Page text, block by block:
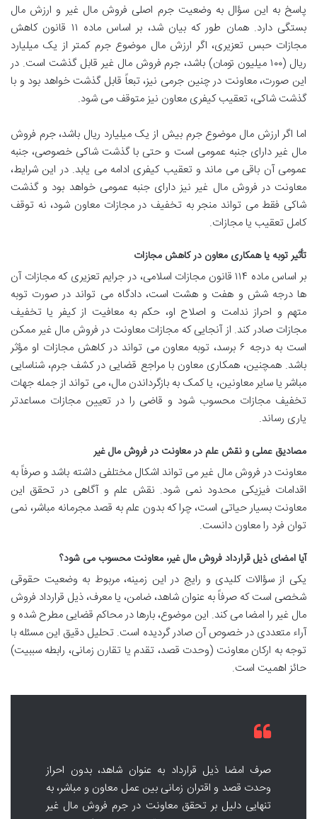
پاسخ به این سؤال به وضعیت جرم اصلی فروش مال غیر و ارزش مال
بستگی دارد. همان طور که بیان شد، بر اساس ماده ۱۱ قانون کاهش
مجازات حبس تعزیری، اگر ارزش مال موضوع جرم کمتر از یک میلیارد
ریال (۱۰۰ میلیون تومان) باشد، جرم فروش مال غیر قابل گذشت است. در
این صورت، معاونت در چنین جرمی نیز، تبعاً قابل گذشت خواهد بود و با
گذشت شاکی، تعقیب کیفری معاون نیز متوقف می شود.
اما اگر ارزش مال موضوع جرم بیش از یک میلیارد ریال باشد، جرم فروش
مال غیر دارای جنبه عمومی است و حتی با گذشت شاکی خصوصی، جنبه
عمومی آن باقی می ماند و تعقیب کیفری ادامه می یابد. در این شرایط،
معاونت در فروش مال غیر نیز دارای جنبه عمومی خواهد بود و گذشت
شاکی فقط می تواند منجر به تخفیف در مجازات معاون شود، نه توقف
کامل تعقیب یا مجازات.
تأثیر توبه یا همکاری معاون در کاهش مجازات
بر اساس ماده ۱۱۴ قانون مجازات اسلامی، در جرایم تعزیری که مجازات آن
ها درجه شش و هفت و هشت است، دادگاه می تواند در صورت توبه
متهم و احراز ندامت و اصلاح او، حکم به معافیت از کیفر یا تخفیف
مجازات صادر کند. از آنجایی که مجازات معاونت در فروش مال غیر ممکن
است به درجه ۶ برسد، توبه معاون می تواند در کاهش مجازات او مؤثر
باشد. همچنین، همکاری معاون با مراجع قضایی در کشف جرم، شناسایی
مباشر یا سایر معاونین، یا کمک به بازگرداندن مال، می تواند از جمله جهات
تخفیف مجازات محسوب شود و قاضی را در تعیین مجازات مساعدتر
یاری رساند.
مصادیق عملی و نقش علم در معاونت در فروش مال غیر
معاونت در فروش مال غیر می تواند اشکال مختلفی داشته باشد و صرفاً به
اقدامات فیزیکی محدود نمی شود. نقش علم و آگاهی در تحقق این
معاونت بسیار حیاتی است، چرا که بدون علم به قصد مجرمانه مباشر، نمی
توان فرد را معاون دانست.
آیا امضای ذیل قرارداد فروش مال غیر، معاونت محسوب می شود؟
یکی از سؤالات کلیدی و رایج در این زمینه، مربوط به وضعیت حقوقی
شخصی است که صرفاً به عنوان شاهد، ضامن، یا معرف، ذیل قرارداد فروش
مال غیر را امضا می کند. این موضوع، بارها در محاکم قضایی مطرح شده و
آراء متعددی در خصوص آن صادر گردیده است. تحلیل دقیق این مسئله با
توجه به ارکان معاونت (وحدت قصد، تقدم یا تقارن زمانی، رابطه سببیت)
حائز اهمیت است.
صرف امضا ذیل قرارداد به عنوان شاهد، بدون احراز
وحدت قصد و اقتران زمانی بین عمل معاون و مباشر، به
تنهایی دلیل بر تحقق معاونت در جرم فروش مال غیر